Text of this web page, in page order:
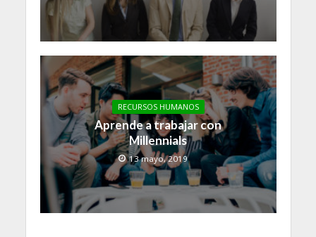
RECURSOS HUMANOS
Aprende a trabajar con
Millennials
13 mayo, 2019